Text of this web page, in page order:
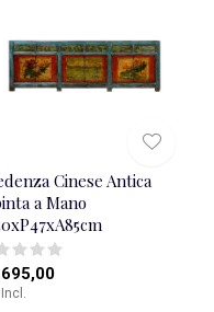
Cinese Antica
a Mano
Incl.